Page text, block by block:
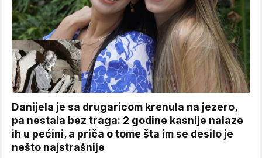
Danijela je sa drugaricom krenula na jezero,
pa nestala bez traga: 2 godine kasnije nalaze
ih u pećini, a priča o tome šta im se desilo je
nešto najstrašnije